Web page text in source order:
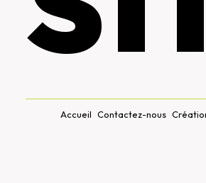
Accueil Contactez-nous